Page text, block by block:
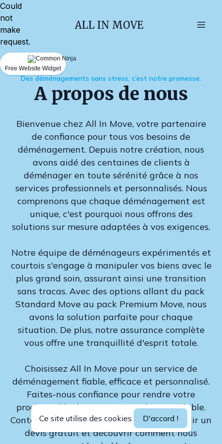
ALL IN MOVE
Des déménagements sans stress, c’est notre promesse.
A propos de nous
Bienvenue chez All In Move, votre partenaire
de confiance pour tous vos besoins de
déménagement. Depuis notre création, nous
avons aidé des centaines de clients à
déménager en toute sérénité grâce à nos
services professionnels et personnalisés. Nous
comprenons que chaque déménagement est
unique, c'est pourquoi nous offrons des
solutions sur mesure adaptées à vos exigences.
Notre équipe de déménageurs expérimentés et
courtois s'engage à manipuler vos biens avec le
plus grand soin, assurant ainsi une transition
sans tracas. Avec des options allant du pack
Standard Move au pack Premium Move, nous
avons la solution parfaite pour chaque
situation. De plus, notre assurance complète
vous offre une tranquillité d'esprit totale.
Choisissez All In Move pour un service de
déménagement fiable, efficace et personnalisé.
Faites-nous confiance pour rendre votre
prochain déménagement simple et agréable.
Contactez-nous dès aujourd'hui pour obtenir un
devis gratuit et découvrir comment nous
Could
not
make
request.
Free Website Widget
Ce site utilise des cookies D'accord !